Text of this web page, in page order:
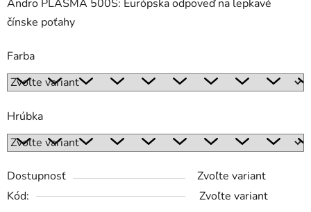
Andro PLASMA 500S: Európska odpoveď na lepkavé
čínske poťahy
Farba
Hrúbka
Dostupnosť
Zvoľte variant
Kód:
Zvoľte variant